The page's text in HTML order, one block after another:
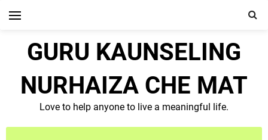
GURU KAUNSELING
NURHAIZA CHE MAT
Love to help anyone to live a meaningful life.